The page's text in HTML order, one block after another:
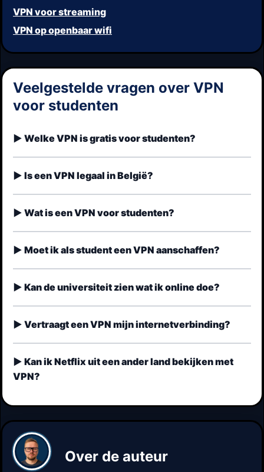
VPN voor streaming
VPN op openbaar wifi
Veelgestelde vragen over VPN
voor studenten
Welke VPN is gratis voor studenten?
Is een VPN legaal in België?
Wat is een VPN voor studenten?
Moet ik als student een VPN aanschaffen?
Kan de universiteit zien wat ik online doe?
Vertraagt een VPN mijn internetverbinding?
Kan ik Netflix uit een ander land bekijken met
VPN?
Over de auteur